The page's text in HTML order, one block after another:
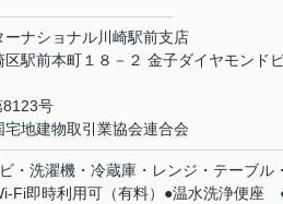
ナショナル川崎駅前支店
駅前本町１８－２ 金子ダイヤモンド
8123号
宅地建物取引業協会連合会
ビ・洗濯機・冷蔵庫・レンジ・テー
Fi即時利用可（有料）●温水洗浄便